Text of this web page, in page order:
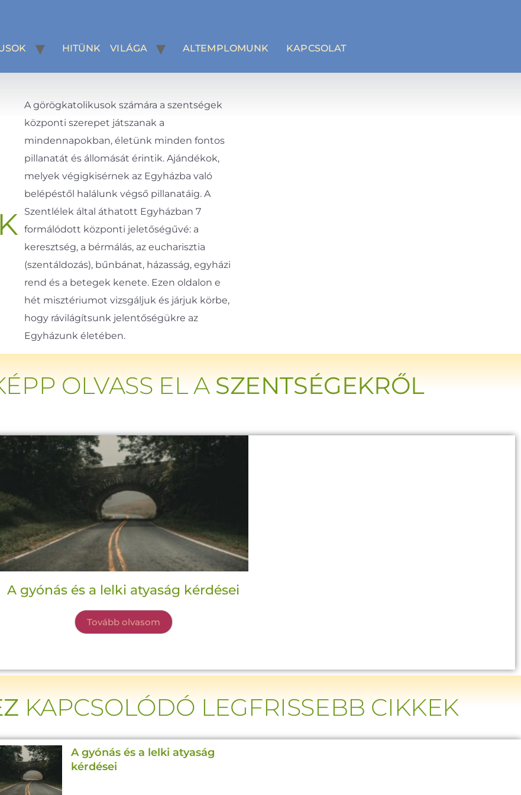
HITÜNK VILÁGA ALTEMPLOMUNK
KAPCSOLAT
A görögkatolikusok számára a szentségek
központi szerepet játszanak a
mindennapokban, életünk minden fontos
pillanatát és állomását érintik. Ajándékok,
melyek végigkisérnek az Egyházba való
belépéstől halálunk végső pillanatáig. A
Szentlélek által áthatott Egyházban 7
formálódott központi jeletőségűvé: a
keresztség, a bérmálás, az eucharisztia
(szentáldozás), bűnbánat, házasság, egyházi
rend és a betegek kenete. Ezen oldalon e
hét misztériumot vizsgáljuk és járjuk körbe,
hogy rávilágítsunk jelentőségükre az
Egyházunk életében.
OLVASS EL ASZENTSÉGEKRŐL
A gyónás és a lelki atyaság kérdései
Tovább olvasom
KAPCSOLÓDÓ LEGFRISSEBB CIKKEK
A gyónás és a lelki atyaság
kérdései